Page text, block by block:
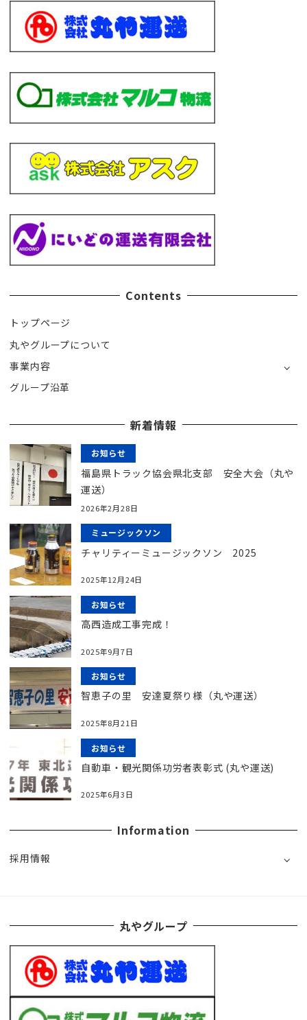
Contents
トップページ
丸やグループについて
事業内容
グループ沿革
新着情報
お知らせ
福島県トラック協会県北支部 安全大会（丸や
運送）
2026年2月28日
ミュージックソン
チャリティーミュージックソン 2025
2025年12月24日
お知らせ
高西造成工事完成！
2025年9月7日
お知らせ
智恵子の里 安達夏祭り様（丸や運送）
2025年8月21日
お知らせ
自動車・観光関係功労者表彰式 (丸や運送)
2025年6月3日
Information
採用情報
丸やグループ